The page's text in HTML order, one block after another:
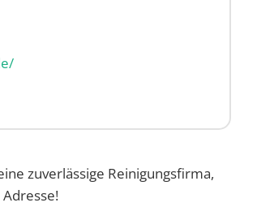
zuverlässige Reinigungsfirma,